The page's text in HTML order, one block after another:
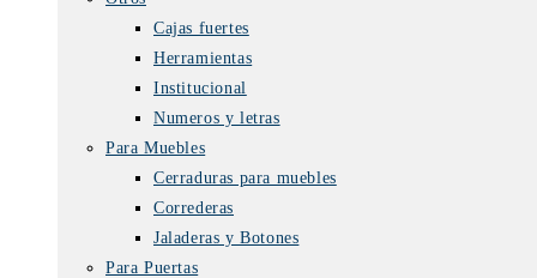
Cajas fuertes
Herramientas
Institucional
Numeros y letras
Para Muebles
Cerraduras para muebles
Correderas
Jaladeras y Botones
Para Puertas